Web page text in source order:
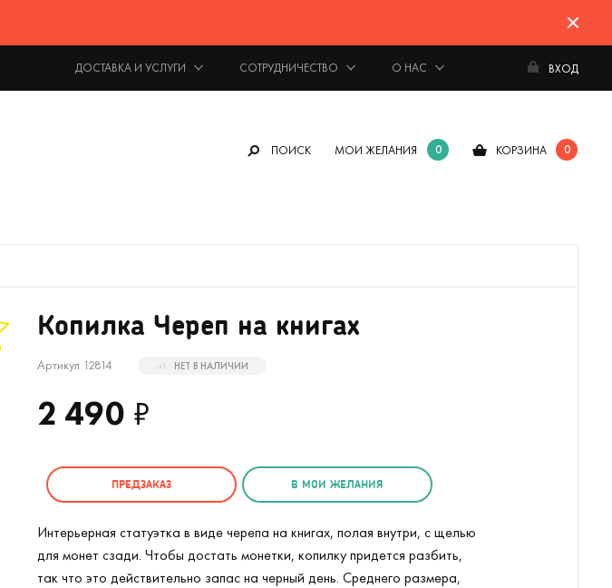
ДОСТАВКА И УСЛУГИ СОТРУДНИЧЕСТВО О НАС ВХОД
ПОИСК МОИ ЖЕЛАНИЯ 0 КОРЗИНА 0
Копилка Череп на книгах
Артикул 12814 НЕТ В НАЛИЧИИ
2 490 ₽
ПРЕДЗАКАЗ В МОИ ЖЕЛАНИЯ
Интерьерная статуэтка в виде черепа на книгах, полая внутри, с щелью
для монет сзади. Чтобы достать монетки, копилку придется разбить,
так что это действительно запас на черный день. Среднего размера,